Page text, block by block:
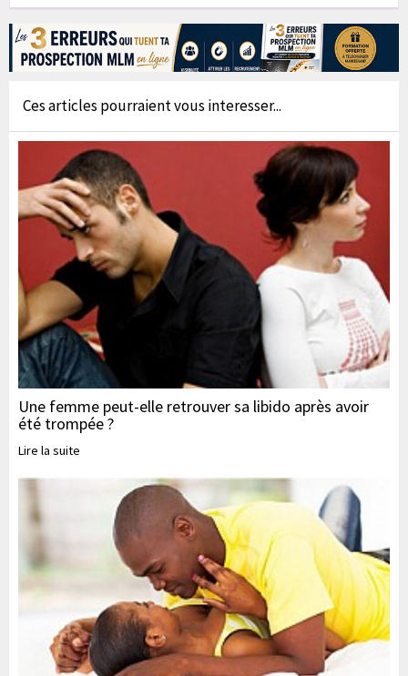
Ces articles pourraient vous interesser...
Une femme peut-elle retrouver sa libido après avoir
été trompée ?
Lire la suite